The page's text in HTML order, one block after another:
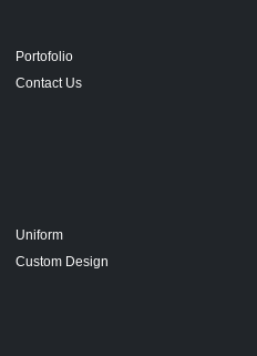
Portofolio
Contact Us
Uniform
Custom Design